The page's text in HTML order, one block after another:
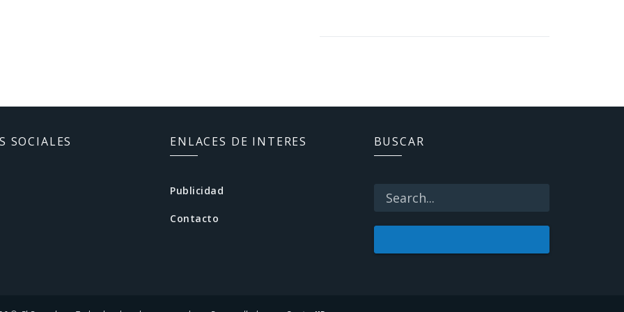
SOCIALES ENLACES DE INTERES
Publicidad
Contacto
BUSCAR